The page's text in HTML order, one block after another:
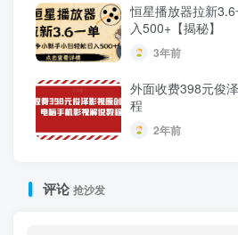
恒星播放器拉新
入500+【揭秘】
3年前
外面收费398元俊
程
2年前
评论抢沙发